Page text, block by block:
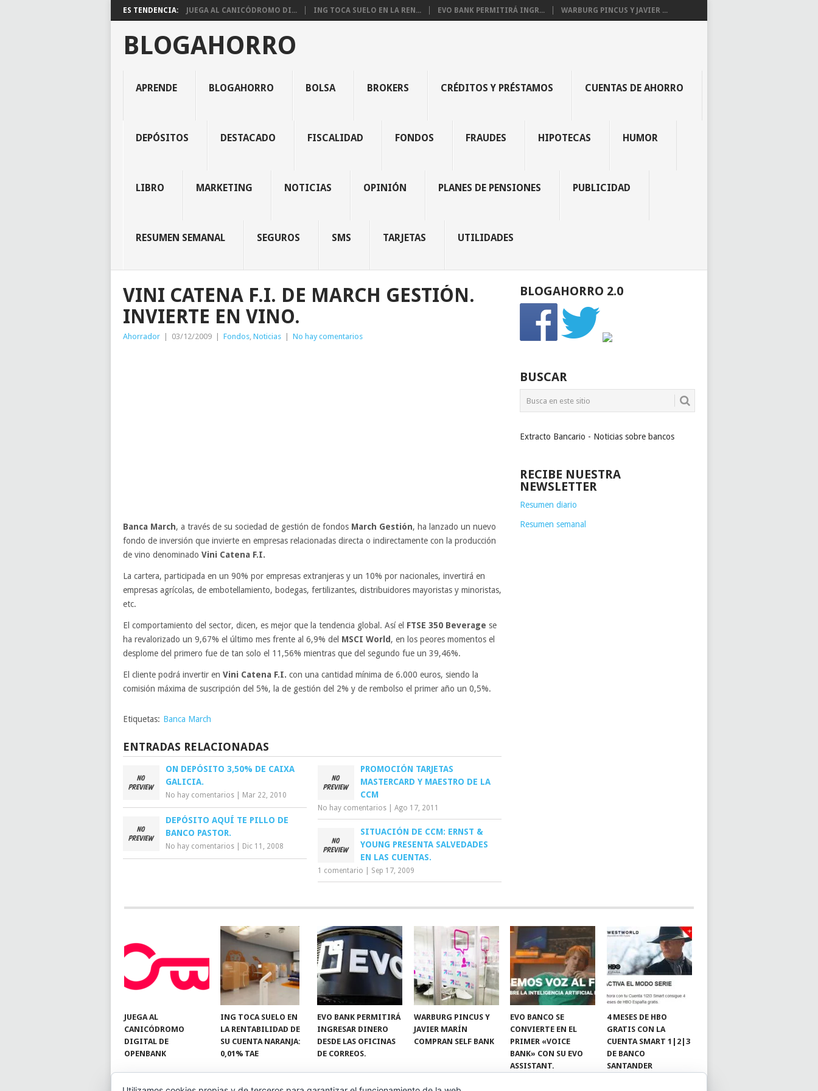
ES TENDENCIA: JUEGA AL CANICÓDROMO DI... ING TOCA SUELO EN LA REN... EVO BANK PERMITIRÁ INGR... WARBURG PINCUS Y JAVIER ...
BLOGAHORRO
APRENDE BLOGAHORRO BOLSA BROKERS CRÉDITOS Y PRÉSTAMOS CUENTAS DE AHORRO
DEPÓSITOS DESTACADO FISCALIDAD FONDOS FRAUDES HIPOTECAS HUMOR
LIBRO MARKETING NOTICIAS OPINIÓN PLANES DE PENSIONES PUBLICIDAD
RESUMEN SEMANAL SEGUROS SMS TARJETAS UTILIDADES
VINI CATENA F.I. DE MARCH GESTIÓN.
INVIERTE EN VINO.
Ahorrador 03/12/2009 Fondos, Noticias No hay comentarios
Banca March, a través de su sociedad de gestión de fondos March Gestión, ha lanzado un nuevo
fondo de inversión que invierte en empresas relacionadas directa o indirectamente con la producción
de vino denominado Vini Catena F.I.
La cartera, participada en un 90% por empresas extranjeras y un 10% por nacionales, invertirá en
empresas agrícolas, de embotellamiento, bodegas, fertilizantes, distribuidores mayoristas y minoristas,
etc.
El comportamiento del sector, dicen, es mejor que la tendencia global. Así el FTSE 350 Beverage se
ha revalorizado un 9,67% el último mes frente al 6,9% del MSCI World , en los peores momentos el
desplome del primero fue de tan solo el 11,56% mientras que del segundo fue un 39,46%.
El cliente podrá invertir en Vini Catena F.I. con una cantidad mínima de 6.000 euros, siendo la
comisión máxima de suscripción del 5%, la de gestión del 2% y de rembolso el primer año un 0,5%.
Etiquetas: Banca March
ENTRADAS RELACIONADAS
ON DEPÓSITO 3,50% DE CAIXA
GALICIA.
No hay comentarios Mar 22, 2010
PROMOCIÓN TARJETAS
MASTERCARD Y MAESTRO DE LA
CCM
No hay comentarios |Ago 17, 2011
DEPÓSITO AQUÍ TE PILLO DE
BANCO PASTOR.
No hay comentarios Dic 11, 2008
SITUACIÓN DE CCM: ERNST &
YOUNG PRESENTA SALVEDADES
EN LAS CUENTAS.
1 comentario Sep 17, 2009
BLOGAHORRO 2.0
BUSCAR
Extracto Bancario - Noticias sobre bancos
RECIBE NUESTRA
NEWSLETTER
Resumen diario
Resumen semanal
JUEGA AL
CANICÓDROMO
DIGITAL DE
OPENBANK
ING TOCA SUELO EN
LA RENTABILIDAD DE
SU CUENTA NARANJA:
0,01% TAE
EVO BANK PERMITIRÁ
INGRESAR DINERO
DESDE LAS OFICINAS
DE CORREOS.
WARBURG PINCUS Y
JAVIER MARÍN
COMPRAN SELF BANK
EVO BANCO SE
CONVIERTE EN EL
PRIMER «VOICE
BANK» CON SU EVO
ASSISTANT.
4 MESES DE HBO
GRATIS CON LA
CUENTA SMART 1|2|3
DE BANCO
SANTANDER